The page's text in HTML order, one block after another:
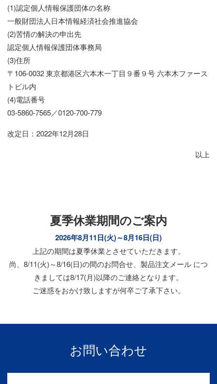
(1)認定個人情報保護団体の名称
一般財団法人日本情報経済社会推進協会
(2)苦情の解決の申出先
認定個人情報保護団体事務局
(3)住所
〒106-0032 東京都港区六本木一丁目９番９号 六本木ファース
トビル内
(4)電話番号
03-5860-7565／0120-700-779
改定日：2022年12月28日
以上
夏季休業期間のご案内
2026年8月11日(火)～8月16日(日)
上記の期間は夏季休業とさせていただきます。
尚、8/11(火)～8/16(日)の間のお問合せ、製品注文メール につ
きましては8/17(月)以降のご連絡となります。
ご迷惑をおかけ致しますが何卒ご了承下さい。
お問い合わせ